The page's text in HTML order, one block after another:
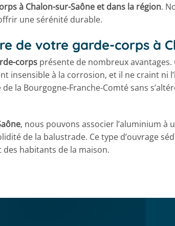
à Chalon-sur-Saône et dans la région.
une sérénité durable.
de votre garde-corps à
corps présente de nombreux
insensible à la corrosion, et il ne craint ni
la Bourgogne-Franche-Comté sans
, nous pouvons associer l’aluminium
de la balustrade. Ce type d’ouvrage
des habitants de la maison.